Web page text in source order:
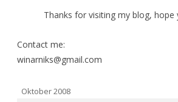
Thanks for visiting my blog, hope
Contact me:
winarniks@gmail.com
Oktober 2008